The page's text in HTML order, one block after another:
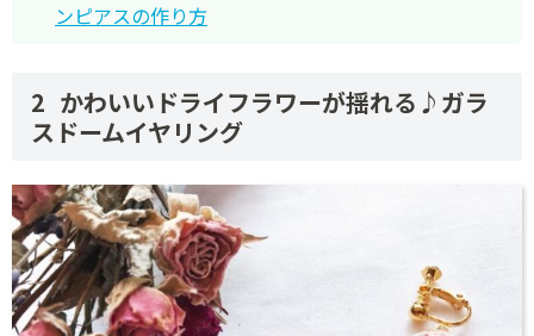
ンピアスの作り方
かわいいドライフラワーが揺れる♪ガラ
スドームイヤリング